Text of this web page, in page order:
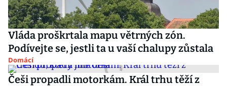
Vláda proškrtala mapu větrných zón.
Podívejte se, jestli ta u vaší chalupy zůstala
Domácí
Češi propadli motorkám. Král trhu těží z